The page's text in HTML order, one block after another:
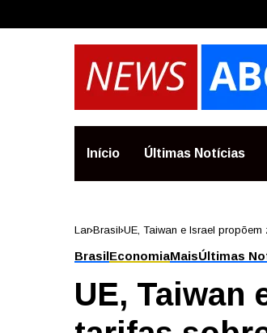
Início Últimas Notícias
Lar Brasil UE, Taiwan e Israel
BrasilEconomiaMaisÚltimas
UE, Taiwan